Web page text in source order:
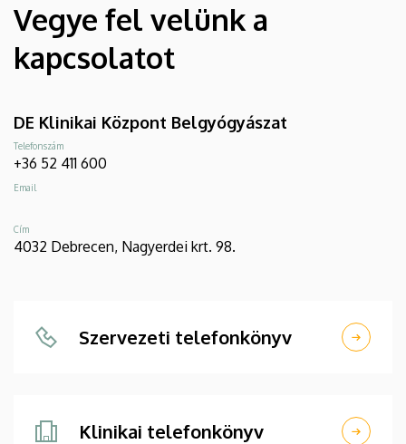
Vegye fel velünk a
kapcsolatot
DE Klinikai Központ Belgyógyászat
Telefonszám
+36 52 411 600
Email
Cím
4032 Debrecen, Nagyerdei krt. 98.
Szervezeti telefonkönyv
Klinikai telefonkönyv